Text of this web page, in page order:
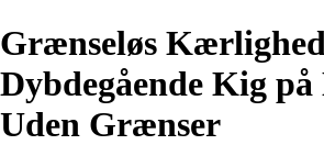
Grænseløs
Dybdegående Kig
Uden Grænser